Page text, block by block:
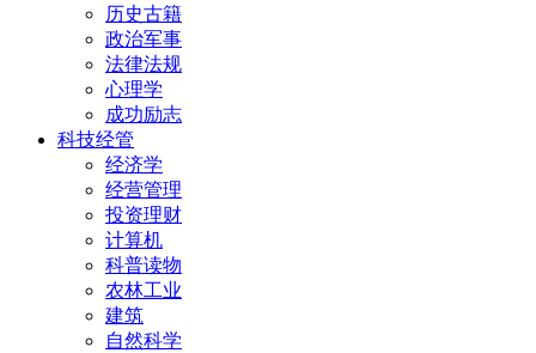
历史古籍
政治军事
法律法规
心理学
成功励志
科技经管
经济学
经营管理
投资理财
计算机
科普读物
农林工业
建筑
自然科学